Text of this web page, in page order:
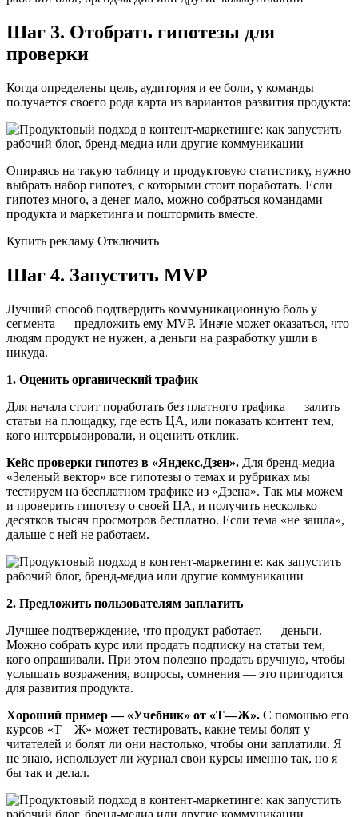
Шаг 3. Отобрать гипотезы для
проверки
Когда определены цель, аудитория и ее боли, у команды
получается своего рода карта из вариантов развития продукта:
Опираясь на такую таблицу и продуктовую статистику, нужно
выбрать набор гипотез, с которыми стоит поработать. Если
гипотез много, а денег мало, можно собраться командами
продукта и маркетинга и поштормить вместе.
Купить рекламу Отключить
Шаг 4. Запустить MVP
Лучший способ подтвердить коммуникационную боль у
сегмента — предложить ему MVP. Иначе может оказаться, что
людям продукт не нужен, а деньги на разработку ушли в
никуда.
1. Оценить органический трафик
Для начала стоит поработать без платного трафика — залить
статьи на площадку, где есть ЦА, или показать контент тем,
кого интервьюировали, и оценить отклик.
Кейс проверки гипотез в «Яндекс.Дзен». Для бренд-медиа
«Зеленый вектор» все гипотезы о темах и рубриках мы
тестируем на бесплатном трафике из «Дзена». Так мы можем
и проверить гипотезу о своей ЦА, и получить несколько
десятков тысяч просмотров бесплатно. Если тема «не зашла»,
дальше с ней не работаем.
2. Предложить пользователям заплатить
Лучшее подтверждение, что продукт работает, — деньги.
Можно собрать курс или продать подписку на статьи тем,
кого опрашивали. При этом полезно продать вручную, чтобы
услышать возражения, вопросы, сомнения — это пригодится
для развития продукта.
Хороший пример — «Учебник» от «Т—Ж». С помощью его
курсов «Т—Ж» может тестировать, какие темы болят у
читателей и болят ли они настолько, чтобы они заплатили. Я
не знаю, использует ли журнал свои курсы именно так, но я
бы так и делал.